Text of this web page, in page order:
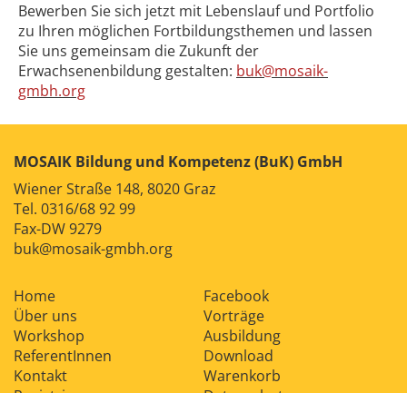
Bewerben Sie sich jetzt mit Lebenslauf und Portfolio
zu Ihren möglichen Fortbildungsthemen und lassen
Sie uns gemeinsam die Zukunft der
Erwachsenenbildung gestalten: buk@mosaik-
gmbh.org
MOSAIK Bildung und Kompetenz (BuK) GmbH
Wiener Straße 148, 8020 Graz
Tel. 0316/68 92 99
Fax-DW 9279
buk@mosaik-gmbh.org
Home
Facebook
Über uns
Vorträge
Workshop
Ausbildung
ReferentInnen
Download
Kontakt
Warenkorb